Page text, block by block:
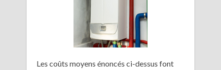
Les coûts moyens énoncés ci-dessus font